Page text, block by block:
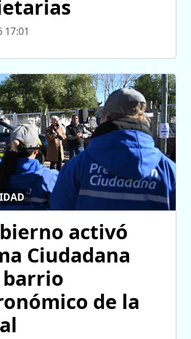
17:01
activó
Ciudadana
barrio
de la